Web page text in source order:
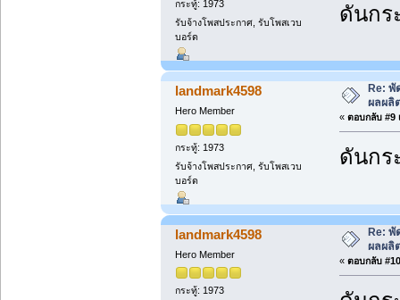
กระทู้: 1973
รับจ้างโพสประกาศ, รับโพสเวบ
บอร์ด
ดันกร
landmark4598
Hero Member
กระทู้: 1973
รับจ้างโพสประกาศ, รับโพสเวบ
บอร์ด
Re:
ผลผลิ
« ตอบกลับ #9
ดันกร
landmark4598
Hero Member
กระทู้: 1973
Re:
ผลผลิ
« ตอบกลับ